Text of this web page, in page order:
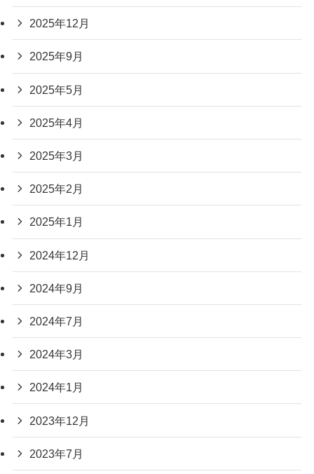
2025年12月
2025年9月
2025年5月
2025年4月
2025年3月
2025年2月
2025年1月
2024年12月
2024年9月
2024年7月
2024年3月
2024年1月
2023年12月
2023年7月